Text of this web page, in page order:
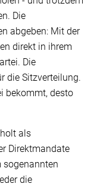
Die
abgeben: Mit der
direkt in ihrem
Die
die Sitzverteilung.
bekommt, desto
als
Direktmandate
sogenannten
die